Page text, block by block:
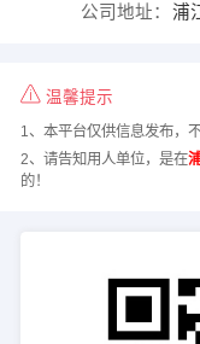
公司地址： 浦
温馨提示
1、本平台仅供信息发布，
2、请告知用人单位，是在
的！